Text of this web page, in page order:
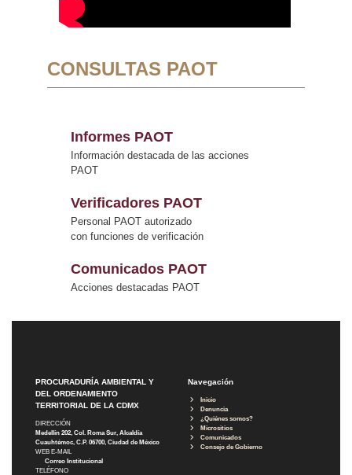
CONSULTAS PAOT
Informes PAOT
Información destacada de las acciones
PAOT
Verificadores PAOT
Personal PAOT autorizado
con funciones de verificación
Comunicados PAOT
Acciones destacadas PAOT
PROCURADURÍA AMBIENTAL Y
DEL ORDENAMIENTO
TERRITORIAL DE LA CDMX
DIRECCIÓN
Medellín 202, Col. Roma Sur, Alcaldía
Cuauhtémoc, C.P. 06700, Ciudad de México
WEB E-MAIL
Correo Institucional
TELÉFONO
Navegación
Inicio
Denuncia
¿Quiénes somos?
Micrositios
Comunicados
Consejo de Gobierno